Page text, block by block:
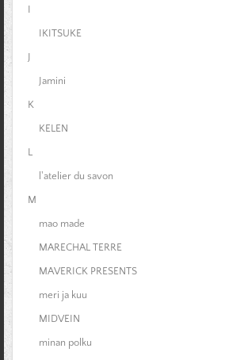
IKITSUKE
Jamini
K
KELEN
L
l'atelier du savon
M
mao made
MARECHAL TERRE
MAVERICK PRESENTS
meri ja kuu
MIDVEIN
minan polku